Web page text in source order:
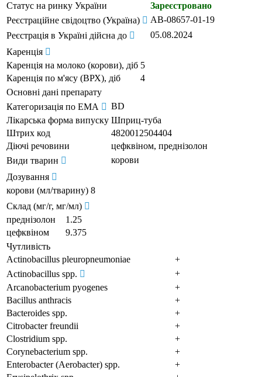
Статус на ринку України
Зареєстровано
Реєстраційне свідоцтво (Україна)
AB-08657-01-19
Реєстрація в Україні дійсна до
05.08.2024
Каренція
Каренція на молоко (корови), діб 5
Каренція по м'ясу (ВРХ), діб
4
Основні дані препарату
Категоризація по EMA
BD
Лікарська форма випуску Шприц-туба
Штрих код
4820012504404
Діючі речовини
цефквіном, преднізолон
Види тварин
корови
Дозування
корови (мл/тварину) 8
Склад (мг/г, мг/мл)
преднізолон
1.25
цефквіном
9.375
Чутливість
Actinobacillus pleuropneumoniae
+
Actinobacillus spp.
+
Arcanobacterium pyogenes
+
Bacillus anthracis
+
Bacteroides spp.
+
Citrobacter freundii
+
Clostridium spp.
+
Corynebacterium spp.
+
Enterobacter (Aerobacter) spp.
+